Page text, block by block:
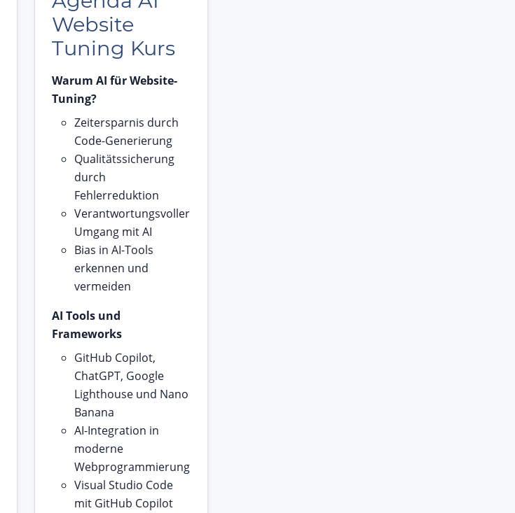
Website
Tuning Kurs
Warum AI für Website-
Tuning?
Zeitersparnis durch
Code-Generierung
Qualitätssicherung
durch
Fehlerreduktion
Verantwortungsvoller
Umgang mit AI
Bias in AI-Tools
erkennen und
vermeiden
AI Tools und
Frameworks
GitHub Copilot,
ChatGPT, Google
Lighthouse und Nano
Banana
AI-Integration in
moderne
Webprogrammierung
Visual Studio Code
mit GitHub Copilot